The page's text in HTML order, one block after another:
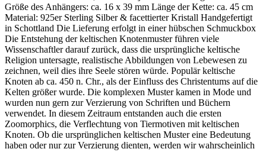
Größe des Anhängers: ca. 16 x 39 mm Länge der Kette: ca. 45 cm
Material: 925er Sterling Silber & facettierter Kristall Handgefertigt
in Schottland Die Lieferung erfolgt in einer hübschen Schmuckbox
Die Entstehung der keltischen Knotenmuster führen viele
Wissenschaftler darauf zurück, dass die ursprüngliche keltische
Religion untersagte, realistische Abbildungen von Lebewesen zu
zeichnen, weil dies ihre Seele stören würde. Populär keltische
Knoten ab ca. 450 n. Chr., als der Einfluss des Christentums auf die
Kelten größer wurde. Die komplexen Muster kamen in Mode und
wurden nun gern zur Verzierung von Schriften und Büchern
verwendet. In diesem Zeitraum entstanden auch die ersten
Zoomorphics, die Verflechtung von Tiermotiven mit keltischen
Knoten. Ob die ursprünglichen keltischen Muster eine Bedeutung
haben oder nur zur Verzierung dienten, werden wir wahrscheinlich